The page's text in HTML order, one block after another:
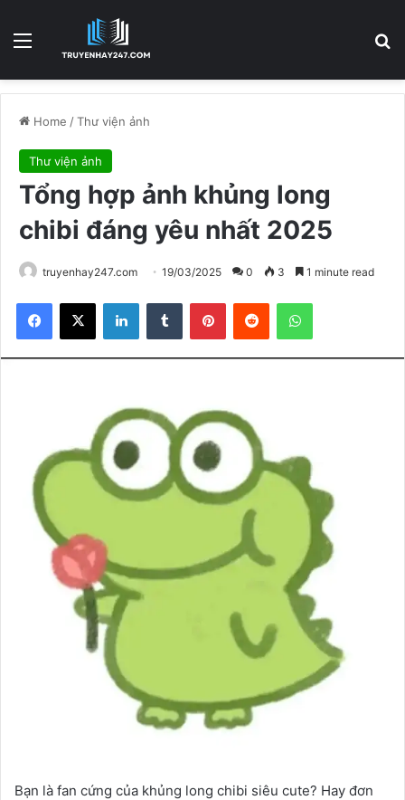
Home /Thư viện ảnh
Thư viện ảnh
Tổng hợp ảnh khủng long
chibi đáng yêu nhất 2025
truyenhay247.com 19/03/2025 0 3 1 minute read
Bạn là fan cứng của khủng long chibi siêu cute? Hay đơn